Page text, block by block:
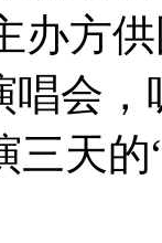
办方
唱会
三天